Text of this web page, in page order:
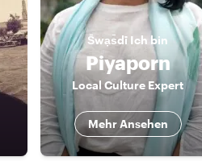
S̄wạs̄dī Ich bin
Piyaporn
Local Culture Expert
Mehr Ansehen